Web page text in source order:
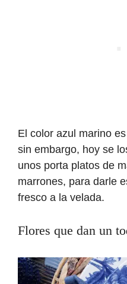
El color azul marino
sin embargo, hoy se
unos porta platos de
marrones, para darle
fresco a la velada.
Flores que dan un